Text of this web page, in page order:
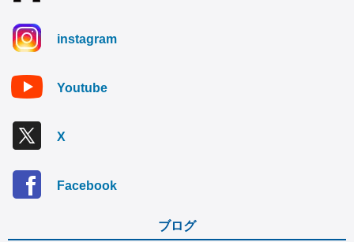
instagram
Youtube
X
Facebook
ブログ